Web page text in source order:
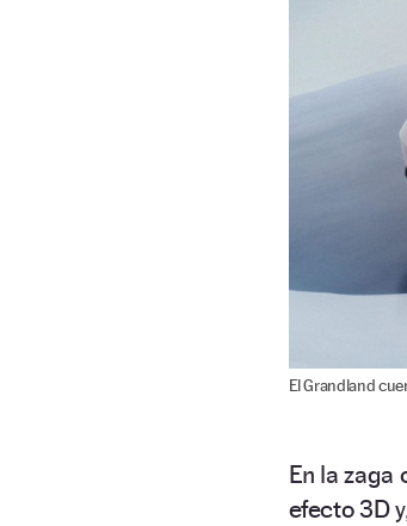
El Grandland
En la zaga
efecto 3D